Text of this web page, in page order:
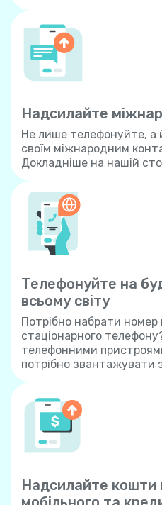
Надсилайте
Не лише телефонуйте, а
своїм міжнародним
Докладніше на нашій
Телефонуйте на
всьому світу
Потрібно набрати номер
стаціонарного
телефонними
потрібно звантажувати
Надсилайте кошти